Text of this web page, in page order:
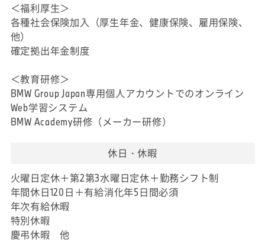
＜福利厚生＞
各種社会保険加入（厚生年金、健康保険、雇用保険、
他）
確定拠出年金制度
＜教育研修＞
BMW Group Japan専用個人アカウントでのオンライン
Web学習システム
BMW Academy研修（メーカー研修）
休日・休暇
火曜日定休＋第2第3水曜日定休＋勤務シフト制
年間休日120日＋有給消化年5日間必須
年次有給休暇
特別休暇
慶弔休暇 他